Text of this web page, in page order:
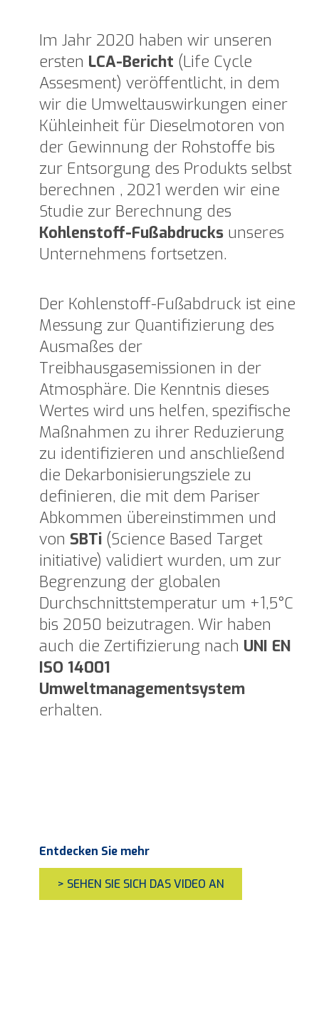
Im Jahr 2020 haben wir unseren
ersten LCA-Bericht (Life Cycle
Assesment) veröffentlicht, in dem
wir die Umweltauswirkungen einer
Kühleinheit für Dieselmotoren von
der Gewinnung der Rohstoffe bis
zur Entsorgung des Produkts selbst
berechnen , 2021 werden wir eine
Studie zur Berechnung des
Kohlenstoff-Fußabdrucks unseres
Unternehmens fortsetzen.
Der Kohlenstoff-Fußabdruck ist eine
Messung zur Quantifizierung des
Ausmaßes der
Treibhausgasemissionen in der
Atmosphäre. Die Kenntnis dieses
Wertes wird uns helfen, spezifische
Maßnahmen zu ihrer Reduzierung
zu identifizieren und anschließend
die Dekarbonisierungsziele zu
definieren, die mit dem Pariser
Abkommen übereinstimmen und
von SBTi (Science Based Target
initiative) validiert wurden, um zur
Begrenzung der globalen
Durchschnittstemperatur um +1,5°C
bis 2050 beizutragen. Wir haben
auch die Zertifizierung nach UNI EN
ISO 14001
Umweltmanagementsystem
erhalten.
Entdecken Sie mehr
> SEHEN SIE SICH DAS VIDEO AN